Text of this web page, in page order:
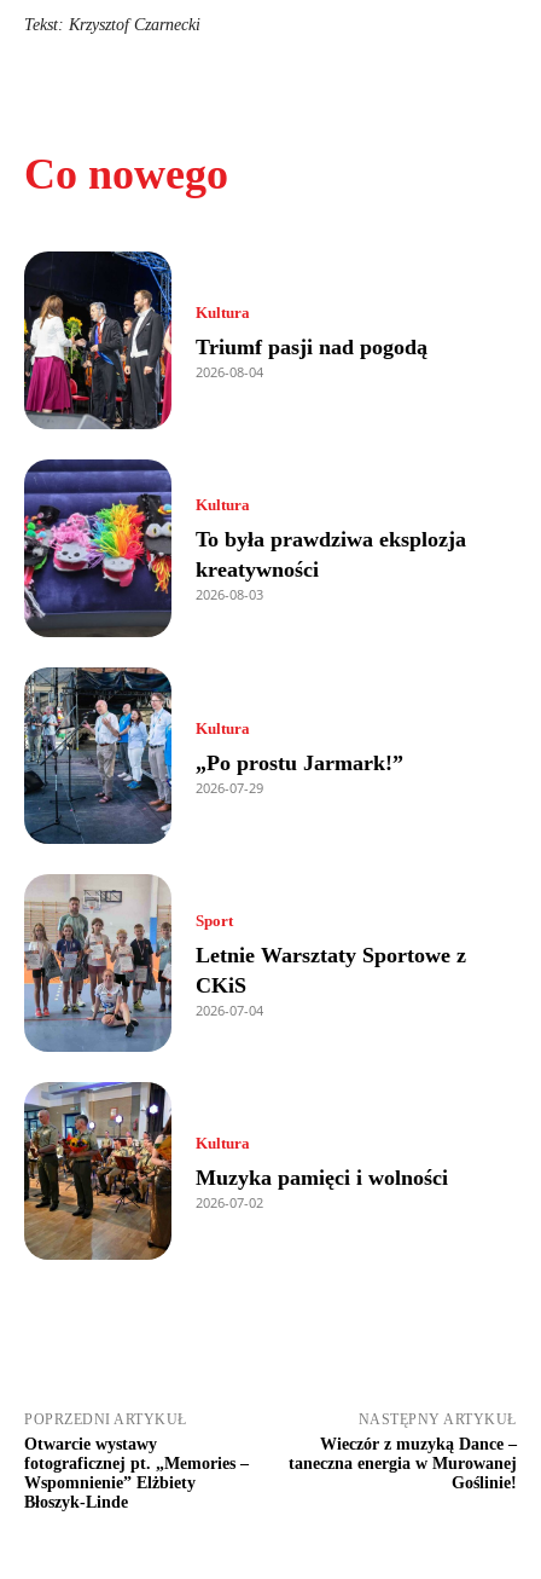
Co nowego
Kultura
Triumf pasji nad pogodą
2026-08-04
Kultura
To była prawdziwa eksplozja
kreatywności
2026-08-03
Kultura
„Po prostu Jarmark!”
2026-07-29
Sport
Letnie Warsztaty Sportowe z
CKiS
2026-07-04
Kultura
Muzyka pamięci i wolności
2026-07-02
Tekst: Krzysztof Czarnecki
POPRZEDNI ARTYKUŁ
Otwarcie wystawy
fotograficznej pt. „Memories –
Wspomnienie” Elżbiety
Błoszyk-Linde
NASTĘPNY ARTYKUŁ
Wieczór z muzyką Dance –
taneczna energia w Murowanej
Goślinie!